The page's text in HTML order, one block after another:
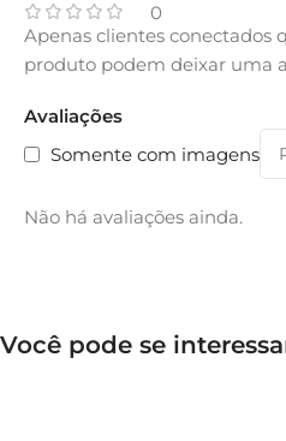
0
Avaliações
Somente com imagens
Não há avaliações ainda.
Apenas clientes conectados
produto podem deixar uma
Você pode se